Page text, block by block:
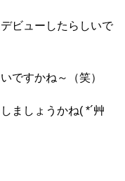
ビューしたらしいで
ですかね～（笑）
ましょうかね( *´艸